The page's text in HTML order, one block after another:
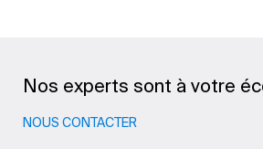
Nos experts sont à votre
NOUS CONTACTER